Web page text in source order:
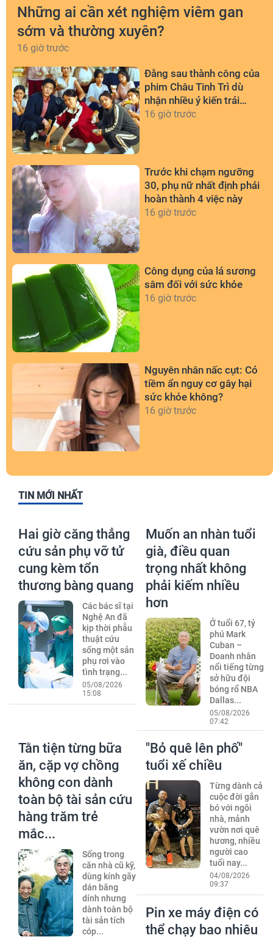
Những ai cần xét nghiệm viêm gan
sớm và thường xuyên?
16 giờ trước
Đằng sau thành công của
phim Châu Tinh Trì dù
nhận nhiều ý kiến trái
chiều
16 giờ trước
Trước khi chạm ngưỡng
30, phụ nữ nhất định phải
hoàn thành 4 việc này
16 giờ trước
Công dụng của lá sương
sâm đối với sức khỏe
16 giờ trước
Nguyên nhân nấc cụt: Có
tiềm ẩn nguy cơ gây hại
sức khỏe không?
16 giờ trước
TIN MỚI NHẤT
Hai giờ căng thẳng
cứu sản phụ vỡ tử
cung kèm tổn
thương bàng quang
Các bác sĩ tại
Nghệ An đã
kịp thời phẫu
thuật cứu
sống một sản
phụ rơi vào
tình trạng...
05/08/2026
15:08
Muốn an nhàn tuổi
già, điều quan
trọng nhất không
phải kiếm nhiều
hơn
Ở tuổi 67, tỷ
phú Mark
Cuban –
Doanh nhân
nổi tiếng từng
sở hữu đội
bóng rổ NBA
Dallas...
05/08/2026
07:42
Tằn tiện từng bữa
ăn, cặp vợ chồng
không con dành
toàn bộ tài sản cứu
hàng trăm trẻ
mắc...
Sống trong
căn nhà cũ kỹ,
dùng kính gãy
dán băng
dính nhưng
dành toàn bộ
tài sản tích
cóp...
"Bỏ quê lên phố"
tuổi xế chiều
Từng dành cả
cuộc đời gắn
bó với ngôi
nhà, mảnh
vườn nơi quê
hương, nhiều
người cao
tuổi nay...
04/08/2026
09:37
Pin xe máy điện có
thể chạy bao nhiêu